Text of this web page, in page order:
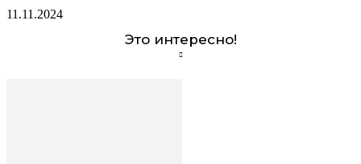
11.11.2024
Это интересно!